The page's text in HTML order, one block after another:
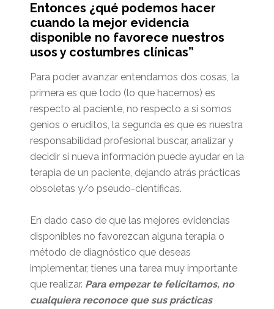
Entonces ¿qué podemos hacer
cuando la mejor evidencia
disponible no favorece nuestros
usos y costumbres clínicas”
Para poder avanzar entendamos dos cosas, la
primera es que todo (lo que hacemos) es
respecto al paciente, no respecto a si somos
genios o eruditos, la segunda es que es nuestra
responsabilidad profesional buscar, analizar y
decidir si nueva información puede ayudar en la
terapia de un paciente, dejando atrás prácticas
obsoletas y/o pseudo-científicas.
En dado caso de que las mejores evidencias
disponibles no favorezcan alguna terapia o
método de diagnóstico que deseas
implementar, tienes una tarea muy importante
que realizar. Para empezar te felicitamos, no
cualquiera reconoce que sus prácticas